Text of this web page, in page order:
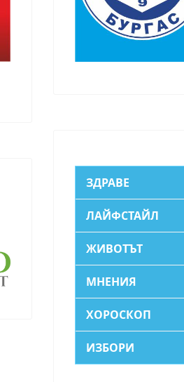
ЗДРАВЕ
ЛАЙФСТАЙЛ
ЖИВОТЪТ
МНЕНИЯ
ХОРОСКОП
ИЗБОРИ